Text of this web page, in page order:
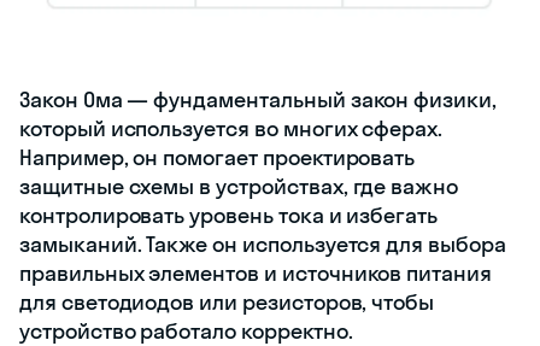
Закон Ома — фундаментальный закон физики,
который используется во многих сферах.
Например, он помогает проектировать
защитные схемы в устройствах, где важно
контролировать уровень тока и избегать
замыканий. Также он используется для выбора
правильных элементов и источников питания
для светодиодов или резисторов, чтобы
устройство работало корректно.